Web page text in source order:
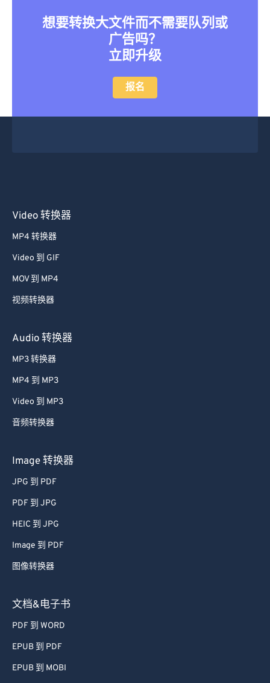
想要转换大文件而不需要队列或
广告吗？
立即升级
报名
Video 转换器
MP4 转换器
Video 到 GIF
MOV 到 MP4
视频转换器
Audio 转换器
MP3 转换器
MP4 到 MP3
Video 到 MP3
音频转换器
Image 转换器
JPG 到 PDF
PDF 到 JPG
HEIC 到 JPG
Image 到 PDF
图像转换器
文档&电子书
PDF 到 WORD
EPUB 到 PDF
EPUB 到 MOBI